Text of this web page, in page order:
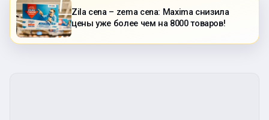
Zila cena – zema cena: Maxima снизила
цены уже более чем на 8000 товаров!